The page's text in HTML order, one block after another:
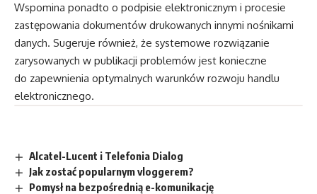
Wspomina ponadto o podpisie elektronicznym i procesie
zastępowania dokumentów drukowanych innymi nośnikami
danych. Sugeruje również, że systemowe rozwiązanie
zarysowanych w publikacji problemów jest konieczne
do zapewnienia optymalnych warunków rozwoju handlu
elektronicznego.
Alcatel-Lucent i Telefonia Dialog
Jak zostać popularnym vloggerem?
Pomysł na bezpośrednią e-komunikację